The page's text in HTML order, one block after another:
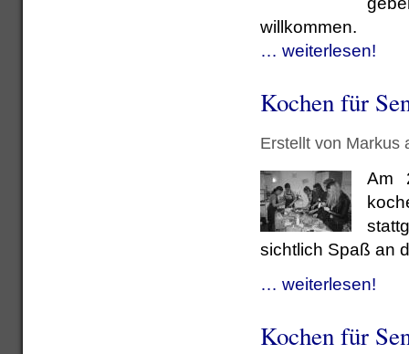
willkommen.
… weiterlesen!
Kochen für
Erstellt von Markus
Am
sichtlich Spaß an
… weiterlesen!
Kochen für